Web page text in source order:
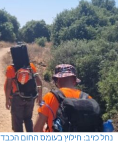
נחל כזיב: חילוץ בעומס החום הכבד